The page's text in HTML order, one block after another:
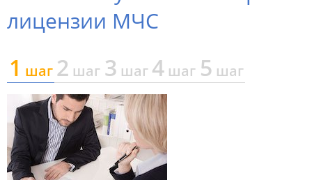
лицензии МЧС
1 шаг 2 шаг 3 шаг 4 шаг 5 шаг